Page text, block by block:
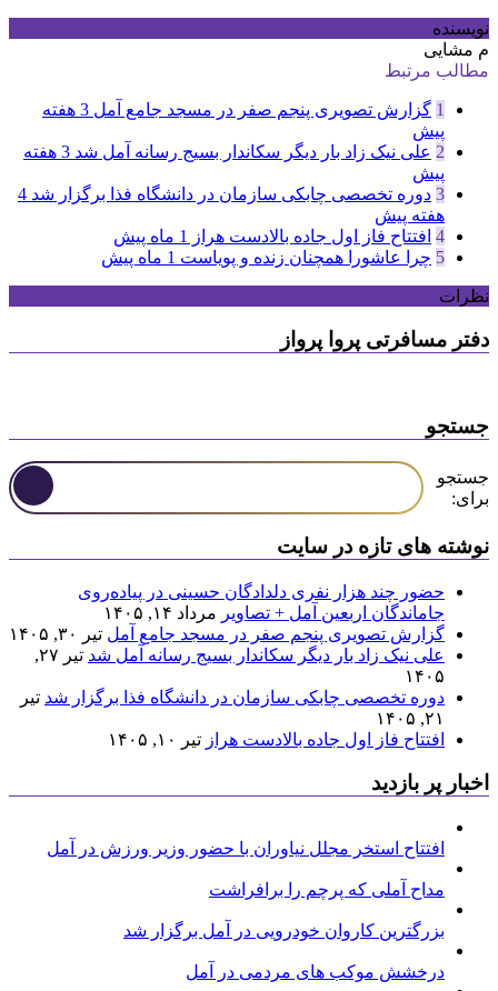
نویسنده
م مشایی
مطالب مرتبط
1 گزارش تصویری پنجم صفر در مسجد جامع آمل
3 هفته
پیش
2 علی نیک زاد بار دیگر سکاندار بسیج رسانه آمل شد
3 هفته
پیش
3 دوره تخصصی چابکی سازمان در دانشگاه فذا برگزار شد 4
هفته پیش
4 افتتاح فاز اول جاده بالادست هراز
1 ماه پیش
5 چرا عاشورا همچنان زنده و پویاست 1 ماه پیش
نظرات
دفتر مسافرتی پروا پرواز
جستجو
جستجو
برای:
نوشته های تازه در سایت
حضور چند هزار نفری دلدادگان حسینی در پیاده‌روی
جاماندگان اربعین آمل + تصاویر مرداد ۱۴, ۱۴۰۵
گزارش تصویری پنجم صفر در مسجد جامع آمل تیر ۳۰, ۱۴۰۵
علی نیک زاد بار دیگر سکاندار بسیج رسانه آمل شد
تیر ۲۷,
۱۴۰۵
دوره تخصصی چابکی سازمان در دانشگاه فذا برگزار شد تیر
۲۱, ۱۴۰۵
افتتاح فاز اول جاده بالادست هراز تیر ۱۰, ۱۴۰۵
اخبار پر بازدید
افتتاح استخر مجلل نیاوران با حضور وزیر ورزش در آمل
مداح آملی که پرچم را برافراشت
بزرگترین کاروان خودرویی در آمل برگزار شد
درخشش موکب های مردمی در آمل